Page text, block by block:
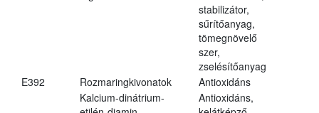
stabilizátor,
sűrítőanyag,
tömegnövelő
szer,
zselésítőanyag
E392
Rozmaringkivonatok Antioxidáns
Kalcium-dinátrium-
Antioxidáns,